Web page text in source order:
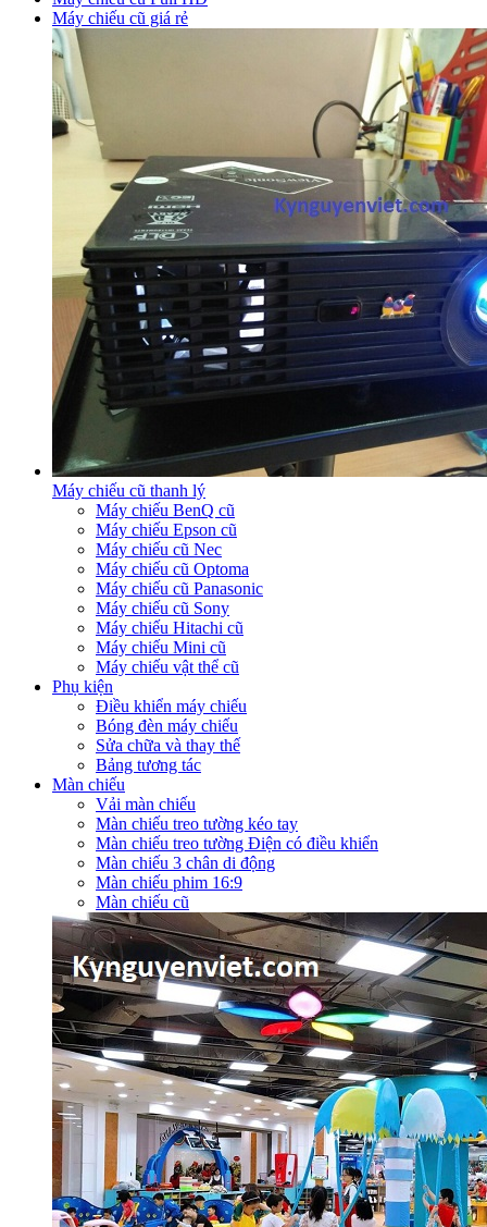
Máy chiếu cũ giá rẻ
Máy chiếu cũ thanh lý
Máy chiếu BenQ cũ
Máy chiếu Epson cũ
Máy chiếu cũ Nec
Máy chiếu cũ Optoma
Máy chiếu cũ Panasonic
Máy chiếu cũ Sony
Máy chiếu Hitachi cũ
Máy chiếu Mini cũ
Máy chiếu vật thể cũ
Phụ kiện
Điều khiển máy chiếu
Bóng đèn máy chiếu
Sửa chữa và thay thế
Bảng tương tác
Màn chiếu
Vải màn chiếu
Màn chiếu treo tường kéo tay
Màn chiếu treo tường Điện có điều khiển
Màn chiếu 3 chân di động
Màn chiếu phim 16:9
Màn chiếu cũ